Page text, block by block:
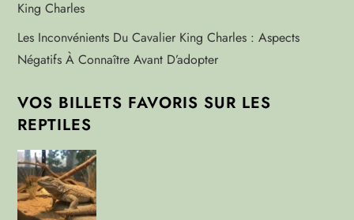
Les Inconvénients Du Cavalier King Charles : Aspects
Négatifs À Connaître Avant D’adopter
VOS BILLETS FAVORIS SUR LES
REPTILES